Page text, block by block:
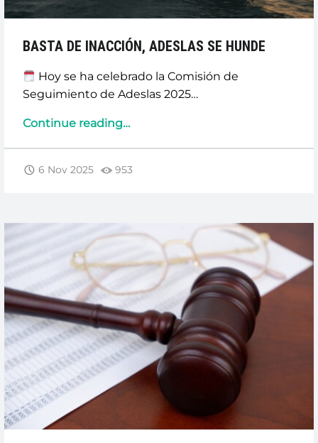
BASTA DE INACCIÓN, ADESLAS SE HUNDE
Hoy se ha celebrado la Comisión de
Seguimiento de Adeslas 2025…
Continue reading“BASTA
ADESLAS
…
6 Nov 2025 953